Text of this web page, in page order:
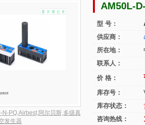
N-PQ,Airbest,阿尔贝斯,多级真
发生器
AM50L-
型 号：
供应商：
所在地：
联系人：
价 格：
库存号：
库存状态：
咨询热线：